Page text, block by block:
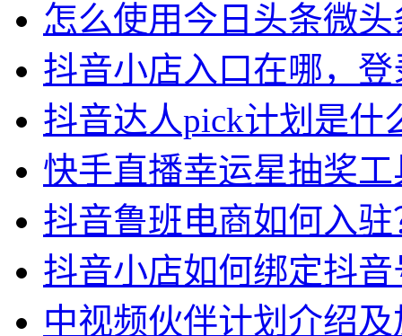
怎么使用今日头条微
抖音小店入口在哪，
抖音达人pick计划是什
快手直播幸运星抽奖
抖音鲁班电商如何入
抖音小店如何绑定抖
中视频伙伴计划介绍